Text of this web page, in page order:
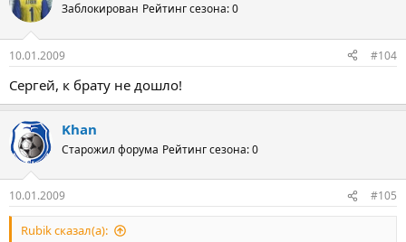
Заблокирован Рейтинг сезона: 0
10.01.2009 #104
Сергей, к брату не дошло!
Khan
Старожил форума Рейтинг сезона: 0
10.01.2009 #105
Rubik сказал(а):